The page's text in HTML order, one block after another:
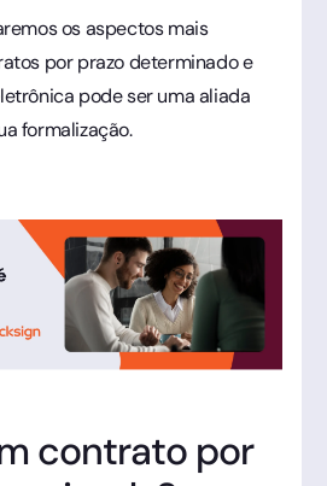
os aspectos mais
por prazo determinado e
pode ser uma aliada
formalização.
contrato por